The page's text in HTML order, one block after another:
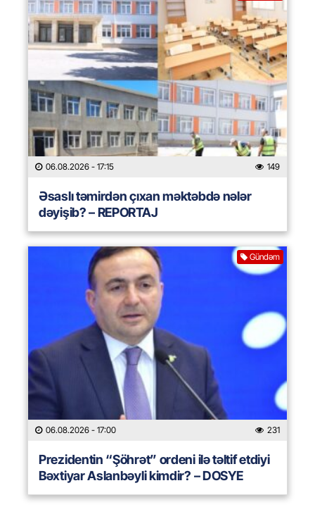
06.08.2026 - 17:15 149
Əsaslı təmirdən çıxan məktəbdə nələr
dəyişib? – REPORTAJ
Gündəm
06.08.2026 - 17:00 231
Prezidentin “Şöhrət” ordeni ilə təltif etdiyi
Bəxtiyar Aslanbəyli kimdir? – DOSYE